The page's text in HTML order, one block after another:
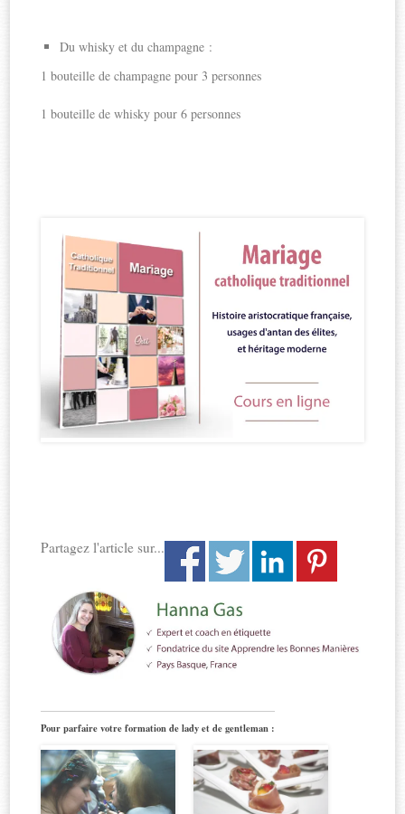
Du whisky et du champagne :
1 bouteille de champagne pour 3 personnes
1 bouteille de whisky pour 6 personnes
Partagez l'article sur...
Pour parfaire votre formation de lady et de gentleman :